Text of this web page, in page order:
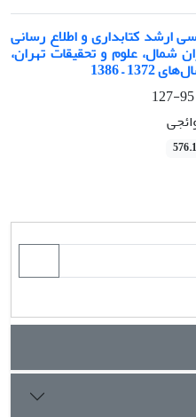
ارشد کتابداری و اطلاع رسانی
شمال، علوم و تحقیقات تهران،
– 1386
95-127